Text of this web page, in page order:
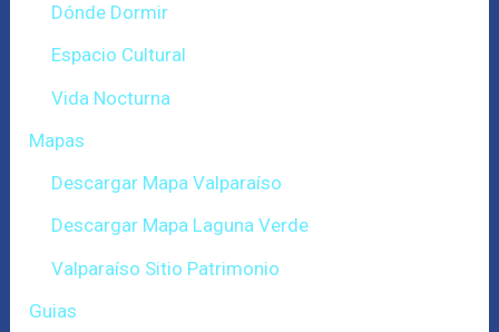
Dónde Dormir
Espacio Cultural
Vida Nocturna
Mapas
Descargar Mapa Valparaíso
Descargar Mapa Laguna Verde
Valparaíso Sitio Patrimonio
Guias